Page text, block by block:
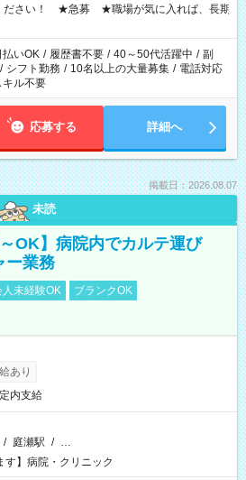
の就業はご案内できません ※法令に基づき、
は社会保険への加入対象となります ※労働者
の原則禁止）により、短時間・短期間の就
場合があります
ださい！ ★急募 ★職場が気に入れば、長期
払いOK / 履歴書不要 / 40～50代活躍中 / 副
/ シフト勤務 / 10名以上の大量募集 / 電話対応
キル不要
応募する 詳細へ
掲載日：2026.08.07
未読
OK】病院内でカルテ運び
ー業務
人未経験OK
ブランクOK
あり
内支給
/ 庭瀬駅 / …
す】病院・クリニック